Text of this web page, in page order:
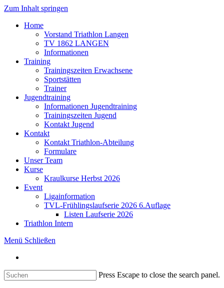
Zum Inhalt springen
Home
Vorstand Triathlon Langen
TV 1862 LANGEN
Informationen
Training
Trainingszeiten Erwachsene
Sportstätten
Trainer
Jugendtraining
Informationen Jugendtraining
Trainingszeiten Jugend
Kontakt Jugend
Kontakt
Kontakt Triathlon-Abteilung
Formulare
Unser Team
Kurse
Kraulkurse Herbst 2026
Event
Ligainformation
TVL-Frühlingslaufserie 2026 6.Auflage
Listen Laufserie 2026
Triathlon Intern
Menü Schließen
Press Escape to close the search panel.